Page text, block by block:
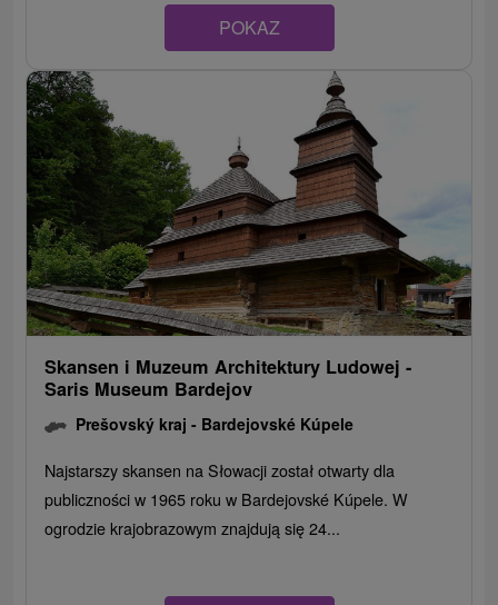
POKAZ
Skansen i Muzeum Architektury Ludowej -
Saris Museum Bardejov
Prešovský kraj - Bardejovské Kúpele
Najstarszy skansen na Słowacji został otwarty dla
publiczności w 1965 roku w Bardejovské Kúpele. W
ogrodzie krajobrazowym znajdują się 24...